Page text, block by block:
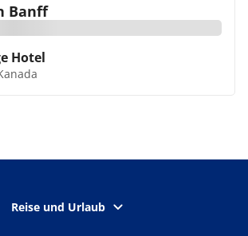
Banff
Hotel
Reise und Urlaub